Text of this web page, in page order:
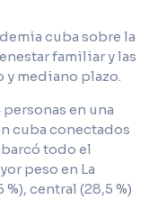
cuba sobre la
familiar y las
mediano plazo.
en una
cuba conectados
todo el
peso en La
%), central (28,5 %)